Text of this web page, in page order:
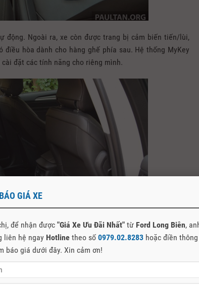
động. Ngoài ra, xe còn được trang bị cảm biến tiến/lùi,
hòa dành cho hàng ghế phía sau. Hệ thống MyKey
đặt các tính năng cho riêng mình.
GIÁ XE
để nhận được "Giá Xe Ưu Đãi Nhất" từ Ford Long Biên,
liên hệ ngay Hotline theo số 0979.02.8283 hoặc điền thông
báo giá dưới đây. Xin cảm ơn!